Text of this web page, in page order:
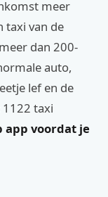
meer
taxi van de
dan 200-
auto,
lef en de
1122 taxi
app voordat je